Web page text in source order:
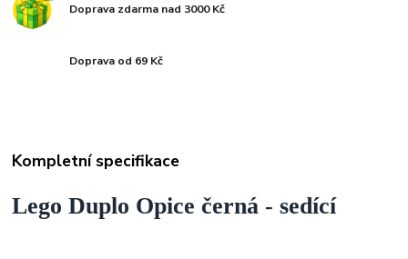
Doprava zdarma nad 3000 Kč
Doprava od 69 Kč
Kompletní specifikace
Lego Duplo Opice černá - sedící